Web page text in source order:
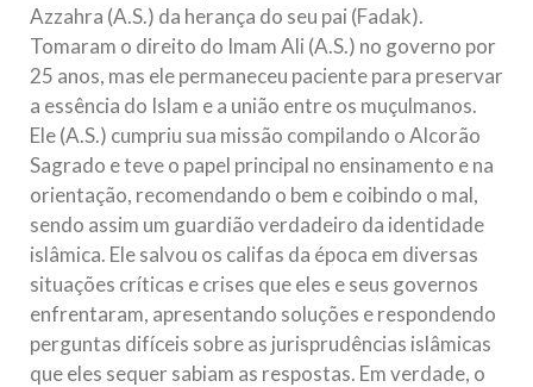
Azzahra (A.S.) da herança do seu pai (Fadak).
Tomaram o direito do Imam Ali (A.S.) no governo por
25 anos, mas ele permaneceu paciente para preservar
a essência do Islam e a união entre os muçulmanos.
Ele (A.S.) cumpriu sua missão compilando o Alcorão
Sagrado e teve o papel principal no ensinamento e na
orientação, recomendando o bem e coibindo o mal,
sendo assim um guardião verdadeiro da identidade
islâmica. Ele salvou os califas da época em diversas
situações críticas e crises que eles e seus governos
enfrentaram, apresentando soluções e respondendo
perguntas difíceis sobre as jurisprudências islâmicas
que eles sequer sabiam as respostas. Em verdade, o